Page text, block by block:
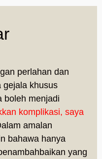
perlahan dan
gejala khusus
boleh menjadi
komplikasi, saya
amalan
bahawa hanya
yang